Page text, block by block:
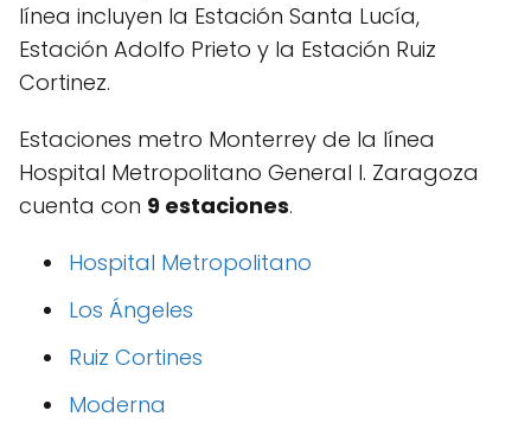
línea incluyen la Estación Santa Lucía,
Estación Adolfo Prieto y la Estación Ruiz
Cortinez.
Estaciones metro Monterrey de la línea
Hospital Metropolitano General I. Zaragoza
cuenta con 9 estaciones.
Hospital Metropolitano
Los Ángeles
Ruiz Cortines
Moderna